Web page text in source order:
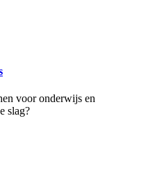
voor onderwijs en
slag?